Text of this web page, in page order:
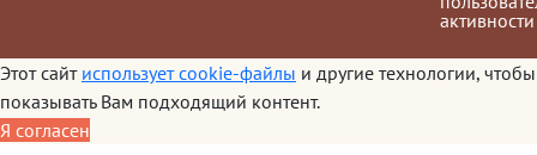
активности
Этот сайт использует cookie-файлы и другие технологии, чтобы
показывать Вам подходящий контент.
Я согласен